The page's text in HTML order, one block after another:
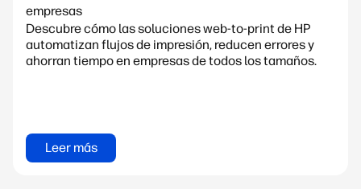
empresas
Descubre cómo las soluciones web-to-print de HP
automatizan flujos de impresión, reducen errores y
ahorran tiempo en empresas de todos los tamaños.
Leer más